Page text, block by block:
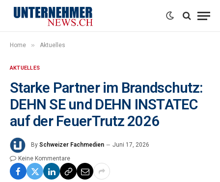
Home » Aktuelles
AKTUELLES
Starke Partner im Brandschutz:
DEHN SE und DEHN INSTATEC
auf der FeuerTrutz 2026
By Schweizer Fachmedien
Juni 17, 2026
Keine Kommentare